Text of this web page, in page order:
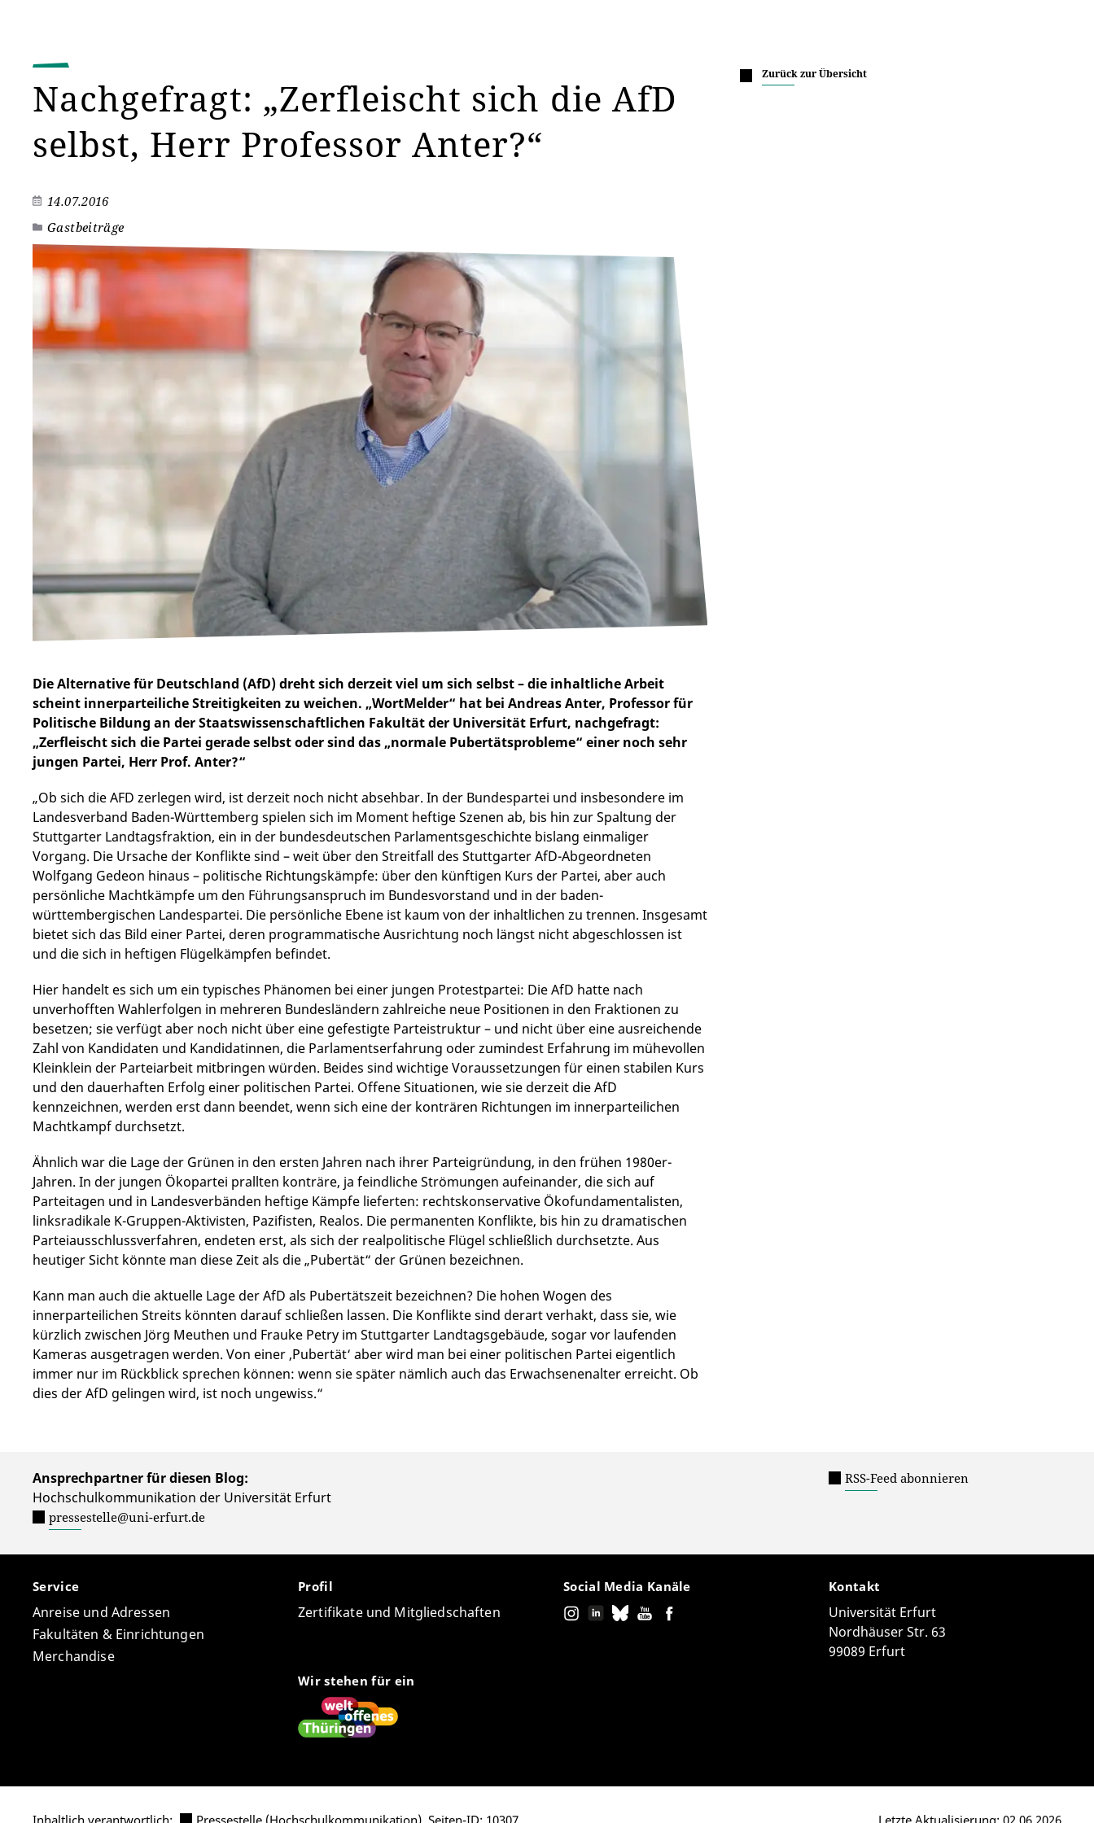
Nachgefragt: „Zerfleischt sich die AfD
selbst, Herr Professor Anter?“
14.07.2016
Gastbeiträge
Die Alternative für Deutschland (AfD) dreht sich derzeit viel um sich selbst – die inhaltliche Arbeit
scheint innerparteiliche Streitigkeiten zu weichen. „WortMelder“ hat bei Andreas Anter, Professor für
Politische Bildung an der Staatswissenschaftlichen Fakultät der Universität Erfurt, nachgefragt:
„Zerfleischt sich die Partei gerade selbst oder sind das „normale Pubertätsprobleme“ einer noch sehr
jungen Partei, Herr Prof. Anter?“
„Ob sich die AFD zerlegen wird, ist derzeit noch nicht absehbar. In der Bundespartei und insbesondere im
Landesverband Baden-Württemberg spielen sich im Moment heftige Szenen ab, bis hin zur Spaltung der
Stuttgarter Landtagsfraktion, ein in der bundesdeutschen Parlamentsgeschichte bislang einmaliger
Vorgang. Die Ursache der Konflikte sind – weit über den Streitfall des Stuttgarter AfD-Abgeordneten
Wolfgang Gedeon hinaus – politische Richtungskämpfe: über den künftigen Kurs der Partei, aber auch
persönliche Machtkämpfe um den Führungsanspruch im Bundesvorstand und in der baden-
württembergischen Landespartei. Die persönliche Ebene ist kaum von der inhaltlichen zu trennen. Insgesamt
bietet sich das Bild einer Partei, deren programmatische Ausrichtung noch längst nicht abgeschlossen ist
und die sich in heftigen Flügelkämpfen befindet.
Hier handelt es sich um ein typisches Phänomen bei einer jungen Protestpartei: Die AfD hatte nach
unverhofften Wahlerfolgen in mehreren Bundesländern zahlreiche neue Positionen in den Fraktionen zu
besetzen; sie verfügt aber noch nicht über eine gefestigte Parteistruktur – und nicht über eine ausreichende
Zahl von Kandidaten und Kandidatinnen, die Parlamentserfahrung oder zumindest Erfahrung im mühevollen
Kleinklein der Parteiarbeit mitbringen würden. Beides sind wichtige Voraussetzungen für einen stabilen Kurs
und den dauerhaften Erfolg einer politischen Partei. Offene Situationen, wie sie derzeit die AfD
kennzeichnen, werden erst dann beendet, wenn sich eine der konträren Richtungen im innerparteilichen
Machtkampf durchsetzt.
Ähnlich war die Lage der Grünen in den ersten Jahren nach ihrer Parteigründung, in den frühen 1980er-
Jahren. In der jungen Ökopartei prallten konträre, ja feindliche Strömungen aufeinander, die sich auf
Parteitagen und in Landesverbänden heftige Kämpfe lieferten: rechtskonservative Ökofundamentalisten,
linksradikale K-Gruppen-Aktivisten, Pazifisten, Realos. Die permanenten Konflikte, bis hin zu dramatischen
Parteiausschlussverfahren, endeten erst, als sich der realpolitische Flügel schließlich durchsetzte. Aus
heutiger Sicht könnte man diese Zeit als die „Pubertät“ der Grünen bezeichnen.
Kann man auch die aktuelle Lage der AfD als Pubertätszeit bezeichnen? Die hohen Wogen des
innerparteilichen Streits könnten darauf schließen lassen. Die Konflikte sind derart verhakt, dass sie, wie
kürzlich zwischen Jörg Meuthen und Frauke Petry im Stuttgarter Landtagsgebäude, sogar vor laufenden
Kameras ausgetragen werden. Von einer ‚Pubertät‘ aber wird man bei einer politischen Partei eigentlich
immer nur im Rückblick sprechen können: wenn sie später nämlich auch das Erwachsenenalter erreicht. Ob
dies der AfD gelingen wird, ist noch ungewiss.“
Zurück zur Übersicht
Ansprechpartner für diesen Blog:
Hochschulkommunikation der Universität Erfurt
pressestelle@uni-erfurt.de
RSS-Feed abonnieren
Service
Anreise und Adressen
Fakultäten & Einrichtungen
Merchandise
Profil
Zertifikate und Mitgliedschaften
Wir stehen für ein
Social Media Kanäle Kontakt
Universität Erfurt
Nordhäuser Str. 63
99089 Erfurt